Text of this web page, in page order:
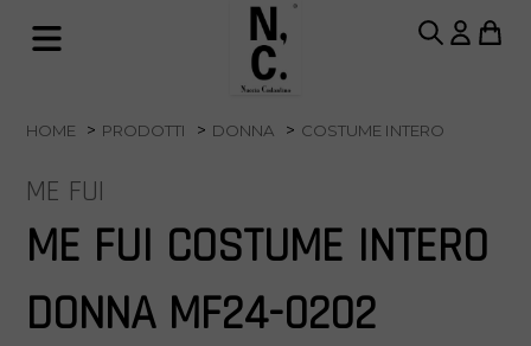
HOME PRODOTTI DONNA COSTUME INTERO
ME FUI
ME FUI COSTUME INTERO
DONNA MF24-0202